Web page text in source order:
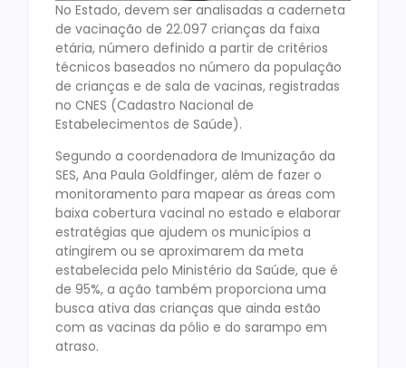
No Estado, devem ser analisadas a caderneta
de vacinação de 22.097 crianças da faixa
etária, número definido a partir de critérios
técnicos baseados no número da população
de crianças e de sala de vacinas, registradas
no CNES (Cadastro Nacional de
Estabelecimentos de Saúde).
Segundo a coordenadora de Imunização da
SES, Ana Paula Goldfinger, além de fazer o
monitoramento para mapear as áreas com
baixa cobertura vacinal no estado e elaborar
estratégias que ajudem os municípios a
atingirem ou se aproximarem da meta
estabelecida pelo Ministério da Saúde, que é
de 95%, a ação também proporciona uma
busca ativa das crianças que ainda estão
com as vacinas da pólio e do sarampo em
atraso.